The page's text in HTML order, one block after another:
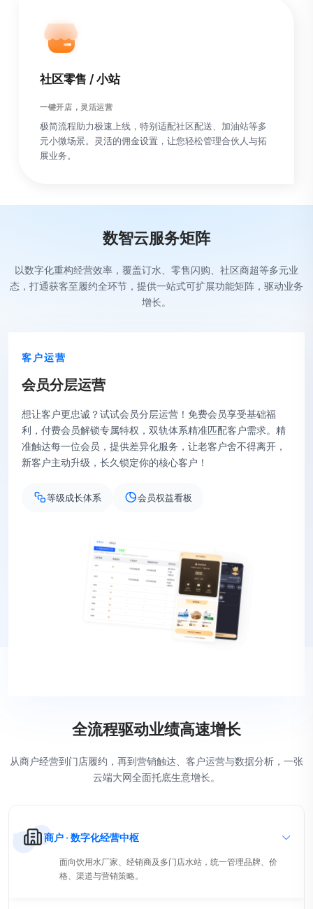
社区零售 / 小站
一键开店，灵活运营
极简流程助力极速上线，特别适配社区配送、加油站等多
元小微场景。灵活的佣金设置，让您轻松管理合伙人与拓
展业务。
数智云服务矩阵
以数字化重构经营效率，覆盖订水、零售闪购、社区商超等多元业
态，打通获客至履约全环节，提供一站式可扩展功能矩阵，驱动业务
增长。
客户运营
会员分层运营
想让客户更忠诚？试试会员分层运营！免费会员享受基础福
利，付费会员解锁专属特权，双轨体系精准匹配客户需求。精
准触达每一位会员，提供差异化服务，让老客户舍不得离开，
新客户主动升级，长久锁定你的核心客户！
等级成长体系 会员权益看板
全流程驱动业绩高速增长
从商户经营到门店履约，再到营销触达、客户运营与数据分析，一张
云端大网全面托底生意增长。
商户 · 数字化经营中枢
面向饮用水厂家、经销商及多门店水站，统一管理品牌、价
格、渠道与营销策略。